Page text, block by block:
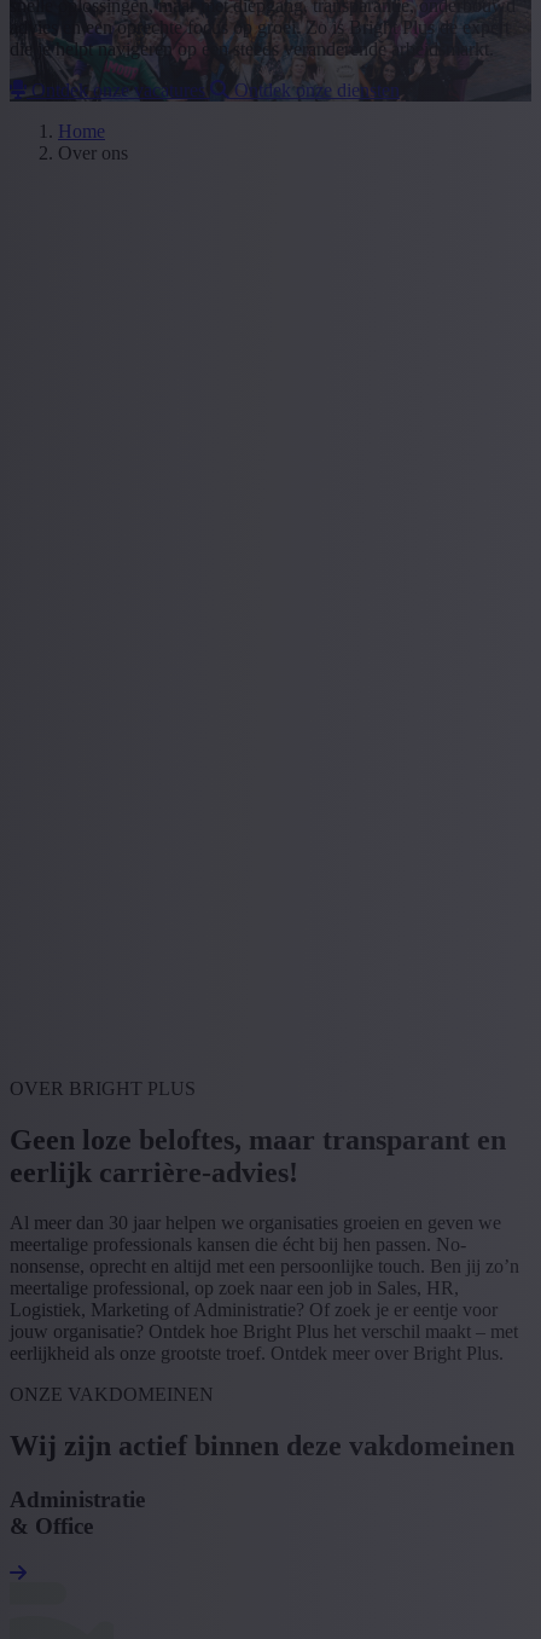
snelle oplossingen, maar met diepgang, transparantie, onderbouwd
advies en een oprechte focus op groei. Zo is Bright Plus de expert
die je helpt navigeren op een steeds veranderende arbeidsmarkt.
Ontdek onze vacatures
Ontdek onze diensten
Home
Over ons
OVER BRIGHT PLUS
Geen loze beloftes, maar transparant en
eerlijk carrière-advies!
Al meer dan 30 jaar helpen we organisaties groeien en geven we
meertalige professionals kansen die écht bij hen passen. No-
nonsense, oprecht en altijd met een persoonlijke touch. Ben jij zo’n
meertalige professional, op zoek naar een job in Sales, HR,
Logistiek, Marketing of Administratie? Of zoek je er eentje voor
jouw organisatie? Ontdek hoe Bright Plus het verschil maakt – met
eerlijkheid als onze grootste troef. Ontdek meer over Bright Plus.
ONZE VAKDOMEINEN
Wij zijn actief binnen deze vakdomeinen
Administratie
& Office